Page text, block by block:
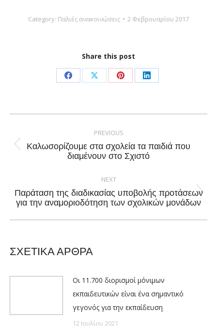
Category: Παλιές ανακοινώσεις 2 Φεβρουαρίου 2017
Share this post
Share
Facebook
Share
X
Share
Pinterest
Share
LinkedIn
navigation
PREVIOUS
Previous
Καλωσορίζουμε στα σχολεία τα παιδιά που
διαμένουν στο Σχιστό
NEXT
Next
Παράταση της διαδικασίας υποβολής προτάσεων
για την αναμοριοδότηση των σχολικών μονάδων
ΣΧΕΤΙΚΑ ΑΡΘΡΑ
Οι 11.700 διορισμοί μόνιμων
εκπαιδευτικών είναι ένα σημαντικό
γεγονός για την εκπαίδευση
12 Ιουλίου 2021